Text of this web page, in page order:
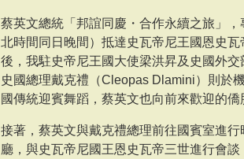
蔡英文總統「邦誼同慶・合作永續之旅」
北時間同日晚間）抵達史瓦帝尼王國恩史
後，我駐史帝尼王國大使梁洪昇及史國外
史國總理戴克禮（Cleopas Dlamini）則於
國傳統迎賓舞蹈，蔡英文也向前來歡迎的
接著，蔡英文與戴克禮總理前往國賓室進
廳，與史瓦帝尼國王恩史瓦帝三世進行會